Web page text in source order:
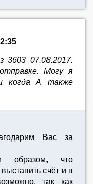
3603 07.08.2017.
Могу я
когда А также
Вас за
образом, что
счёт и в
так как